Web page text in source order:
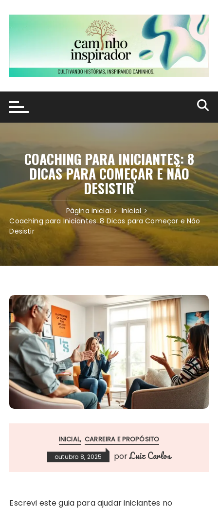
para
conteúdo
COACHING PARA INICIANTES: 8
DICAS PARA COMEÇAR E NÃO
DESISTIR
Página inicial
Inicial
Coaching para Iniciantes: 8 Dicas para Começar e Não
Desistir
INICIAL CARREIRA E PROPÓSITO
outubro 8, 2025 porLuiz Carlos
Escrevi este guia para ajudar iniciantes no